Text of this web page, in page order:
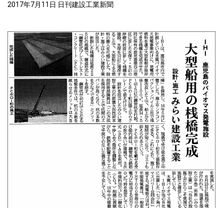
2017年7月11日 日刊建設工業新聞